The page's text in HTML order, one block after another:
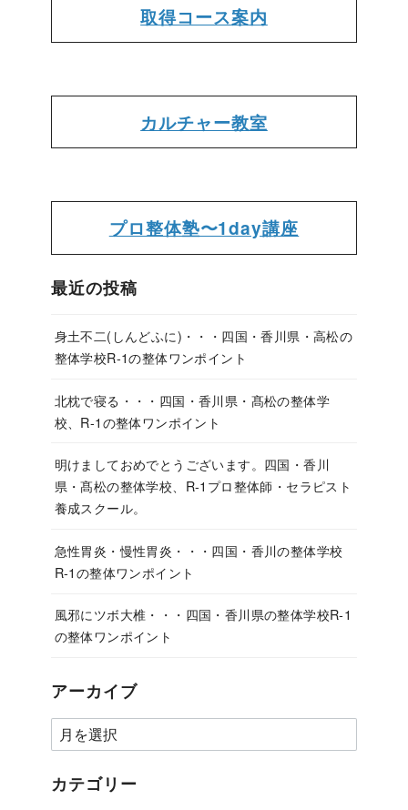
取得コース案内
カルチャー教室
プロ整体塾〜1day講座
最近の投稿
身土不二(しんどふに)・・・四国・香川県・高松の
整体学校R-1の整体ワンポイント
北枕で寝る・・・四国・香川県・髙松の整体学
校、R-1の整体ワンポイント
明けましておめでとうございます。四国・香川
県・髙松の整体学校、R-1プロ整体師・セラピスト
養成スクール。
急性胃炎・慢性胃炎・・・四国・香川の整体学校
R-1の整体ワンポイント
風邪にツボ大椎・・・四国・香川県の整体学校R-1
の整体ワンポイント
アーカイブ
カテゴリー